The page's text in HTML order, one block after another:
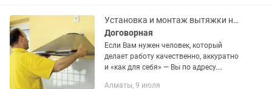
Установка и монтаж вытяжки на кухне в ванной, в туалете. Монтаж вентиляции
Договорная
Если Вам нужен человек, который
делает работу качественно, аккуратно
и «как для себя» — Вы по адресу.
Алматы, 9 июля